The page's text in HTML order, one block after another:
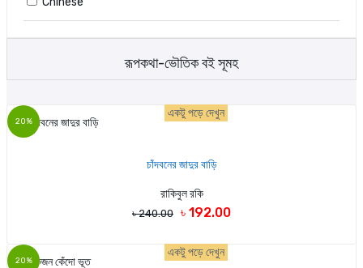
রূপকথা-ভৌতিক বই সূমহ
20%
একটু পড়ে দেখুন
চাঁদবনের জাদুর বাড়ি
রাকিবুল রকি
৳ 240.00 ৳ 192.00
20%
একটু পড়ে দেখুন